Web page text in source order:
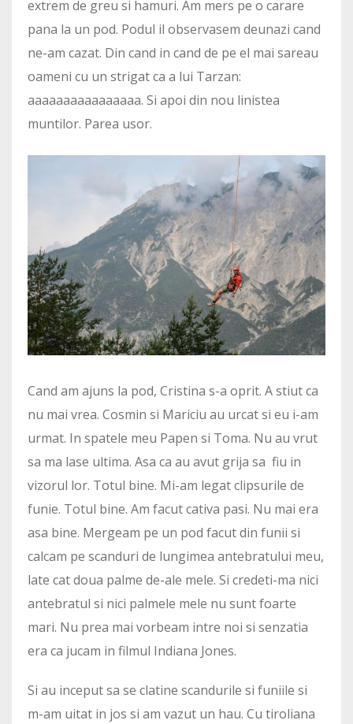
extrem de greu si hamuri. Am mers pe o carare
pana la un pod. Podul il observasem deunazi cand
ne-am cazat. Din cand in cand de pe el mai sareau
oameni cu un strigat ca a lui Tarzan:
aaaaaaaaaaaaaaaa. Si apoi din nou linistea
muntilor. Parea usor.
Cand am ajuns la pod, Cristina s-a oprit. A stiut ca
nu mai vrea. Cosmin si Mariciu au urcat si eu i-am
urmat. In spatele meu Papen si Toma. Nu au vrut
sa ma lase ultima. Asa ca au avut grija sa fiu in
vizorul lor. Totul bine. Mi-am legat clipsurile de
funie. Totul bine. Am facut cativa pasi. Nu mai era
asa bine. Mergeam pe un pod facut din funii si
calcam pe scanduri de lungimea antebratului meu,
late cat doua palme de-ale mele. Si credeti-ma nici
antebratul si nici palmele mele nu sunt foarte
mari. Nu prea mai vorbeam intre noi si senzatia
era ca jucam in filmul Indiana Jones.
Si au inceput sa se clatine scandurile si funiile si
m-am uitat in jos si am vazut un hau. Cu tiroliana